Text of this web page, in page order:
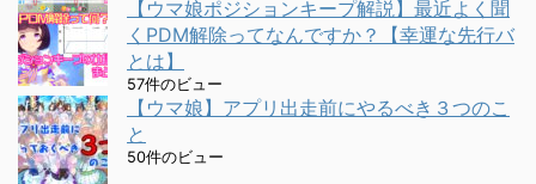
【ウマ娘ポジションキープ解説】最近よく聞
くPDM解除ってなんですか？【幸運な先行バ
とは】
57件のビュー
【ウマ娘】アプリ出走前にやるべき３つのこ
と
50件のビュー